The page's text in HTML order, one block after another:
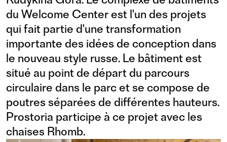
du Welcome Center est l'un des projets
qui fait partie d'une transformation
importante des idées de conception dans
le nouveau style russe. Le bâtiment est
situé au point de départ du parcours
circulaire dans le parc et se compose de
poutres séparées de différentes hauteurs.
Prostoria participe à ce projet avec les
chaises Rhomb.